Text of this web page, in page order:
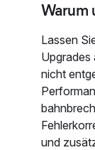
Warum
Lassen
Upgrades
nicht
und